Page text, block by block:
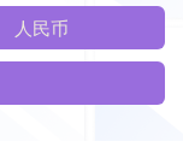
人民币